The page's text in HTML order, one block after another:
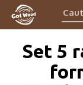
Set 5